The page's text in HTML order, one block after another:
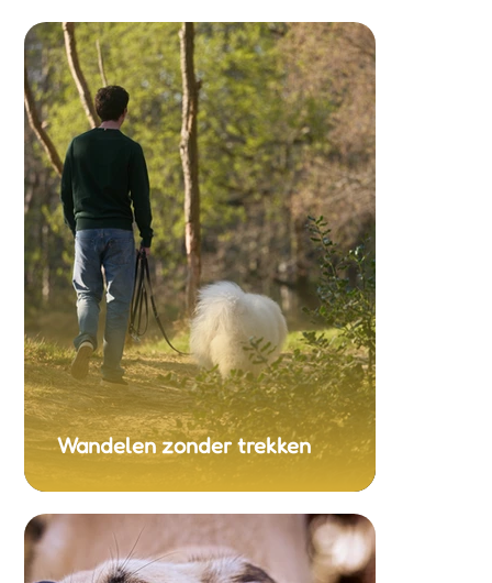
Wandelen zonder trekken